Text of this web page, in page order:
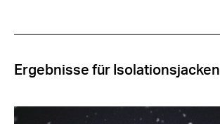
Ergebnisse für Isolationsjacken